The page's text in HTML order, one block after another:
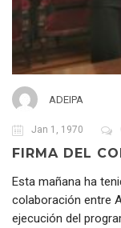
ADEIPA
Jan 1, 1970
FIRMA DEL
Esta mañana ha
colaboración entre
ejecución del